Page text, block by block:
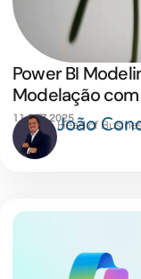
Power BI
Modelação
11 DEZ 2025João
Head of